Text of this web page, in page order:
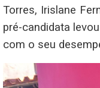
Torres, Irislane
pré-candidata
com o seu